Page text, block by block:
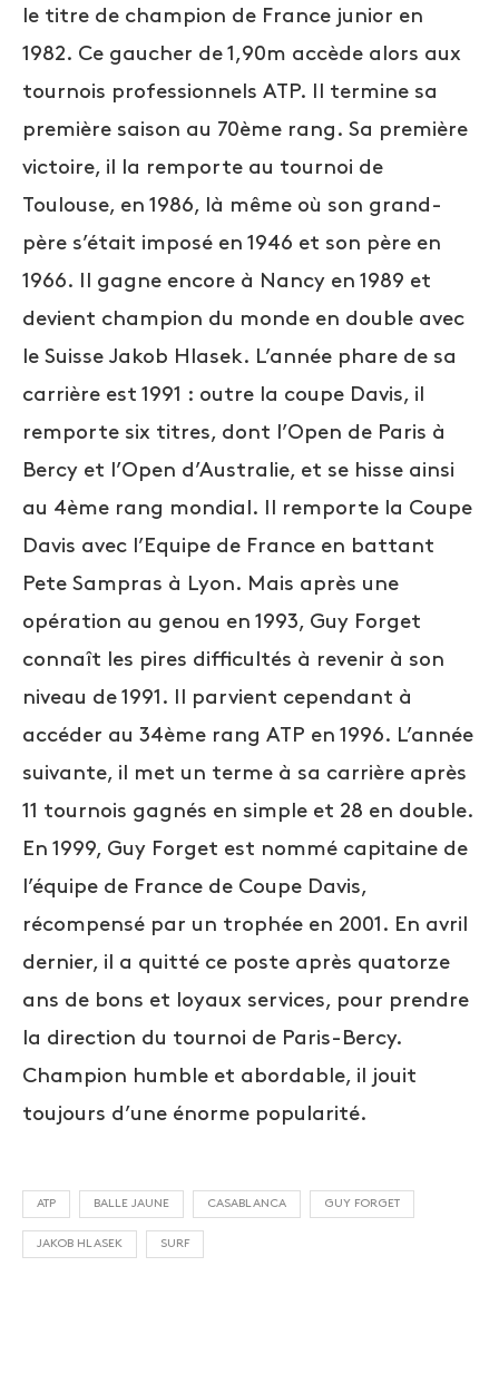
le titre de champion de France junior en
1982. Ce gaucher de 1,90m accède alors aux
tournois professionnels ATP. Il termine sa
première saison au 70ème rang. Sa première
victoire, il la remporte au tournoi de
Toulouse, en 1986, là même où son grand-
père s’était imposé en 1946 et son père en
1966. Il gagne encore à Nancy en 1989 et
devient champion du monde en double avec
le Suisse Jakob Hlasek. L’année phare de sa
carrière est 1991 : outre la coupe Davis, il
remporte six titres, dont l’Open de Paris à
Bercy et l’Open d’Australie, et se hisse ainsi
au 4ème rang mondial. Il remporte la Coupe
Davis avec l’Equipe de France en battant
Pete Sampras à Lyon. Mais après une
opération au genou en 1993, Guy Forget
connaît les pires difficultés à revenir à son
niveau de 1991. Il parvient cependant à
accéder au 34ème rang ATP en 1996. L’année
suivante, il met un terme à sa carrière après
11 tournois gagnés en simple et 28 en double.
En 1999, Guy Forget est nommé capitaine de
l’équipe de France de Coupe Davis,
récompensé par un trophée en 2001. En avril
dernier, il a quitté ce poste après quatorze
ans de bons et loyaux services, pour prendre
la direction du tournoi de Paris-Bercy.
Champion humble et abordable, il jouit
toujours d’une énorme popularité.
ATP BALLE JAUNE CASABLANCA GUY FORGET
JAKOB HLASEK SURF